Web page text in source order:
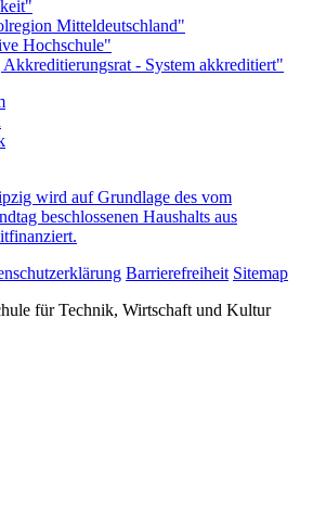
wird auf Grundlage des vom
beschlossenen Haushalts aus
Barrierefreiheit Sitemap
für Technik, Wirtschaft und Kultur